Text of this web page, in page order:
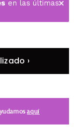
en las últimas
›
aquí